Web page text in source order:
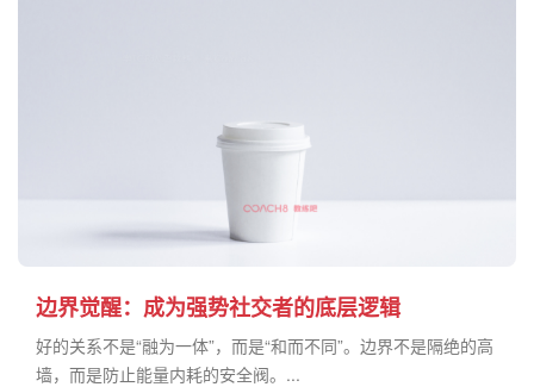
边界觉醒：成为强势社交者的底层逻辑
好的关系不是“融为一体”，而是“和而不同”。边界不是隔绝的高
墙，而是防止能量内耗的安全阀。...